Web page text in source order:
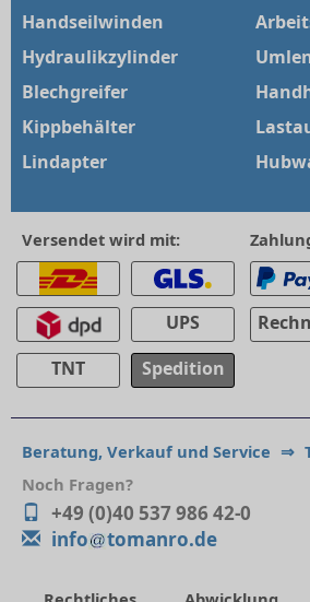
Handseilwinden
Hydraulikzylinder
Blechgreifer
Kippbehälter
Lindapter
Versendet wird mit:
UPS
TNT
Spedition
Beratung, Verkauf und Service ⇒
Noch Fragen?
+49 (0)40 537 986 42-0
info
tomanro.de